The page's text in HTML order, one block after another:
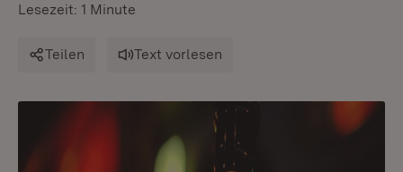
Lesezeit: 1 Minute
Teilen Text vorlesen